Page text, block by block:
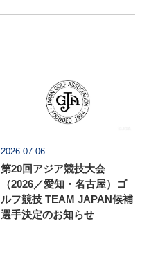
2026.07.06
第20回アジア競技大会
（2026／愛知・名古屋）ゴ
ルフ競技 TEAM JAPAN候補
選手決定のお知らせ